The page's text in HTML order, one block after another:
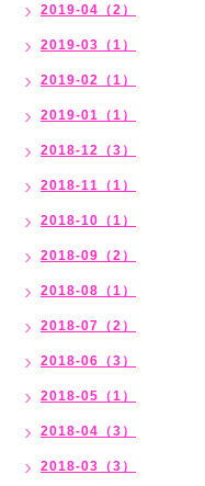
2019-04（2）
2019-03（1）
2019-02（1）
2019-01（1）
2018-12（3）
2018-11（1）
2018-10（1）
2018-09（2）
2018-08（1）
2018-07（2）
2018-06（3）
2018-05（1）
2018-04（3）
2018-03（3）